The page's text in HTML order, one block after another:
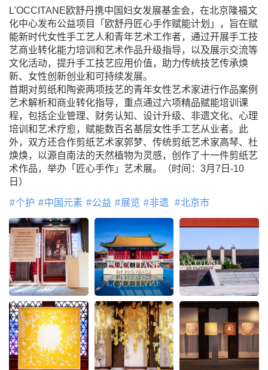
L'OCCITANE欧舒丹携中国妇女发展基金会，在北京隆福文
化中心发布公益项目「欧舒丹匠心手作赋能计划」，旨在赋
能新时代女性手工艺人和青年艺术工作者，通过开展手工技
艺商业转化能力培训和艺术作品升级指导，以及展示交流等
文化活动，提升手工技艺应用价值，助力传统技艺传承焕
新、女性创新创业和可持续发展。
首期对剪纸和陶瓷两项技艺的青年女性艺术家进行作品案例
艺术解析和商业转化指导，重点通过六项精品赋能培训课
程，包括企业管理、财务认知、设计升级、非遗文化、心理
培训和艺术疗愈，赋能数百名基层女性手工艺从业者。此
外，双方还合作剪纸艺术家郭梦、传统剪纸艺术家高琴、杜
焕焕，以源自南法的天然植物为灵感，创作了十一件剪纸艺
术作品，举办「匠心手作」艺术展。（时间：3月7日-10
日）
个护 中国元素 公益 展览 非遗 北京市